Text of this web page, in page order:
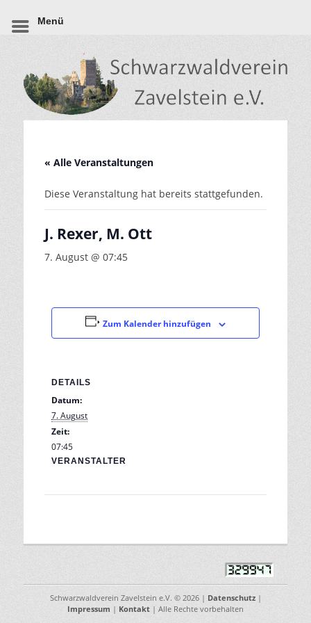
« Alle Veranstaltungen
Diese Veranstaltung hat bereits stattgefunden.
J. Rexer, M. Ott
7. August @ 07:45
Zum Kalender hinzufügen
DETAILS
Datum:
7. August
Zeit:
07:45
VERANSTALTER
Schwarzwaldverein Zavelstein e.V. © 2026 | Datenschutz|
Impressum | Kontakt | Alle Rechte vorbehalten
Menü